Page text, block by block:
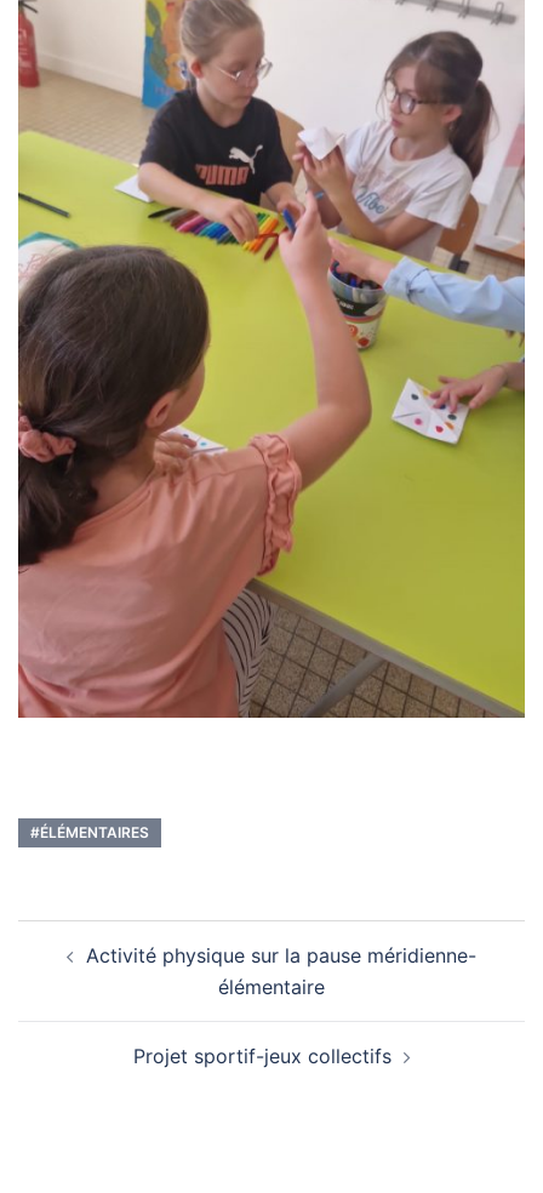
#ÉLÉMENTAIRES
d’articleActivité physique sur la pause méridienne-
élémentaire
Projet sportif-jeux collectifs